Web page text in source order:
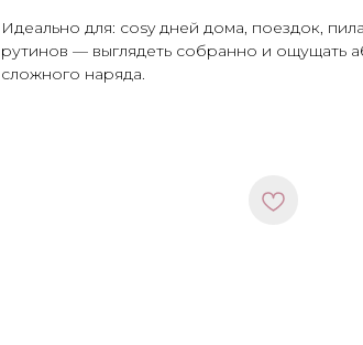
Идеально для: cosy дней дома, поездок,
рутинов — выглядеть собранно и ощущать
сложного наряда.